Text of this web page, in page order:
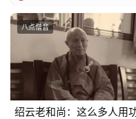
八点僧音
绍云老和尚：这么多人用